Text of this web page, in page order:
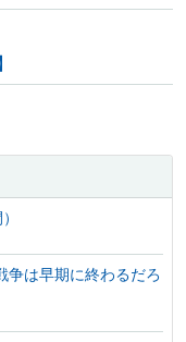
争は早期に終わるだろ